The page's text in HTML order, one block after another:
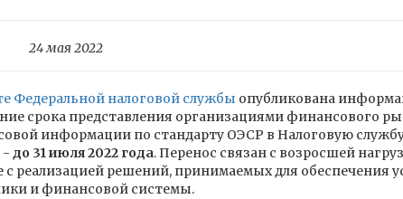
24 мая 2022
Федеральной налоговой службы опубликована
срока представления организациями финансового
информации по стандарту ОЭСР в Налоговую
- до 31 июля 2022 года. Перенос связан с возросшей
с реализацией решений, принимаемых для обеспечения
и финансовой системы.